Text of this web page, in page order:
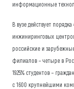
информационные
В вузе действует
инжиниринговых
российские и
филиалов – четыре в
1925% студентов –
с 1600 крупнейшими